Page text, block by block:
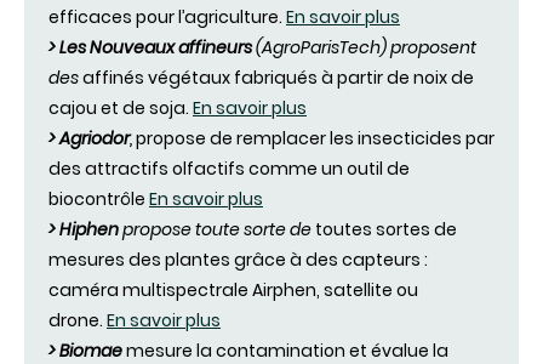
efficaces pour l’agriculture. En savoir plus
> Les Nouveaux affineurs(AgroParisTech) proposent
desaffinés végétaux fabriqués à partir de noix de
cajou et de soja. En savoir plus
> Agriodor,propose de remplacer les insecticides par
des attractifs olfactifs comme un outil de
biocontrôle En savoir plus
> Hiphenpropose toute sorte de toutes sortes de
mesures des plantes grâce à des capteurs :
caméra multispectrale Airphen, satellite ou
drone. En savoir plus
> Biomaemesure la contamination et évalue la